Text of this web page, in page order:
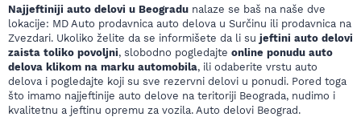
Najjeftiniji auto delovi u Beogradu nalaze se baš na naše dve
lokacije: MD Auto prodavnica auto delova u Surčinu ili prodavnica na
Zvezdari. Ukoliko želite da se informišete da li su jeftini auto delovi
zaista toliko povoljni, slobodno pogledajte online ponudu auto
delova klikom na marku automobila, ili odaberite vrstu auto
delova i pogledajte koji su sve rezervni delovi u ponudi. Pored toga
što imamo najjeftinije auto delove na teritoriji Beograda, nudimo i
kvalitetnu a jeftinu opremu za vozila. Auto delovi Beograd.